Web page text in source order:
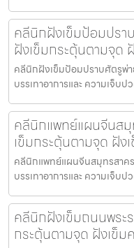
คลีนิกฝังเข็มป้อมปรา
ฝังเข็มกระตุ้นตามจุด
คลีนิกฝังเข็มป้อมปราบศัตรูพ่
บรรเทาอาการและ ความเจ็บ
คลีนิกแพทย์แผนจีนสมุ
เข็มกระตุ้นตามจุด ฝัง
คลีนิกแพทย์แผนจีนสมุทรสาค
บรรเทาอาการและ ความเจ็
คลีนิกฝังเข็มถนนพระ
กระตุ้นตามจุด ฝังเข็ม